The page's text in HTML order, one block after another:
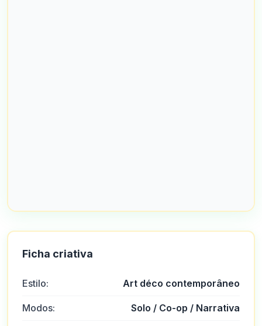
Ficha criativa
Estilo: Art déco contemporâneo
Modos: Solo / Co-op / Narrativa